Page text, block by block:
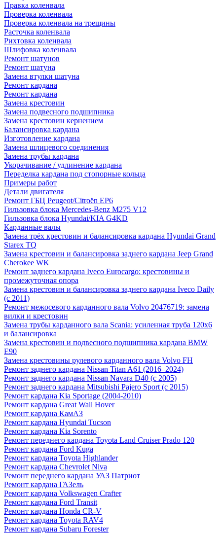
Правка коленвала
Проверка коленвала
Проверка коленвала на трещины
Расточка коленвала
Рихтовка коленвала
Шлифовка коленвала
Ремонт шатунов
Ремонт шатуна
Замена втулки шатуна
Ремонт кардана
Ремонт кардана
Замена крестовин
Замена подвесного подшипника
Замена крестовин кернением
Балансировка кардана
Изготовление кардана
Замена шлицевого соединения
Замена трубы кардана
Укорачивание / удлинение кардана
Переделка кардана под стопорные кольца
Примеры работ
Детали двигателя
Ремонт ГБЦ Peugeot/Citroën EP6
Гильзовка блока Mercedes-Benz M275 V12
Гильзовка блока Hyundai/KIA G4KD
Карданные валы
Замена трёх крестовин и балансировка кардана Hyundai Grand
Starex TQ
Замена крестовин и балансировка заднего кардана Jeep Grand
Cherokee WK
Ремонт заднего кардана Iveco Eurocargo: крестовины и
промежуточная опора
Замена крестовин и балансировка заднего кардана Iveco Daily
(с 2011)
Ремонт межосевого карданного вала Volvo 20476719: замена
вилки и крестовин
Замена трубы карданного вала Scania: усиленная труба 120х6
и балансировка
Замена крестовин и подвесного подшипника кардана BMW
E90
Замена крестовины рулевого карданного вала Volvo FH
Ремонт заднего кардана Nissan Titan A61 (2016–2024)
Ремонт заднего кардана Nissan Navara D40 (с 2005)
Ремонт заднего кардана Mitsubishi Pajero Sport (с 2015)
Ремонт кардана Kia Sportage (2004-2010)
Ремонт кардана Great Wall Hover
Ремонт кардана КамАЗ
Ремонт кардана Hyundai Tucson
Ремонт кардана Kia Sorento
Ремонт переднего кардана Toyota Land Cruiser Prado 120
Ремонт кардана Ford Kuga
Ремонт кардана Toyota Highlander
Ремонт кардана Chevrolet Niva
Ремонт переднего кардана УАЗ Патриот
Ремонт кардана ГАЗель
Ремонт кардана Volkswagen Crafter
Ремонт кардана Ford Transit
Ремонт кардана Honda CR-V
Ремонт кардана Toyota RAV4
Ремонт кардана Subaru Forester